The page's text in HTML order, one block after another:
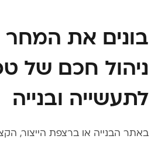
בונים את המחר
ניהול חכם של
לתעשייה ובנייה
באתר הבנייה או ברצפת הייצור,